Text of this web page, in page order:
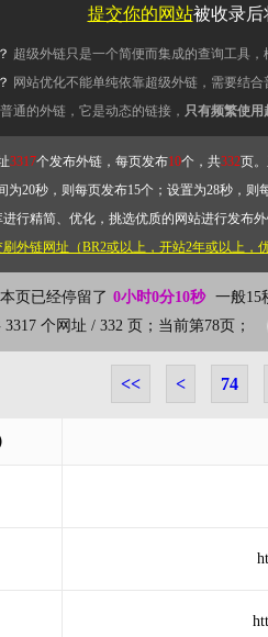
超级外链只是一个简便而集成的查询工具
网站优化不能单纯依靠超级外链，需要结
通的外链，它是动态的链接， 只有频繁使
3317个发布外链，每页发布10个，共332页
为20秒，则每页发布15个；设置为28秒，
行精简、优化，挑选优质的网站进行发
外链网址（BR2或以上，开站2年或以上，
页已经停留了 0小时0分10秒 一般15
3317 个网址 / 332 页；当前第78页；
<< < 74
提交你的网站被收录后